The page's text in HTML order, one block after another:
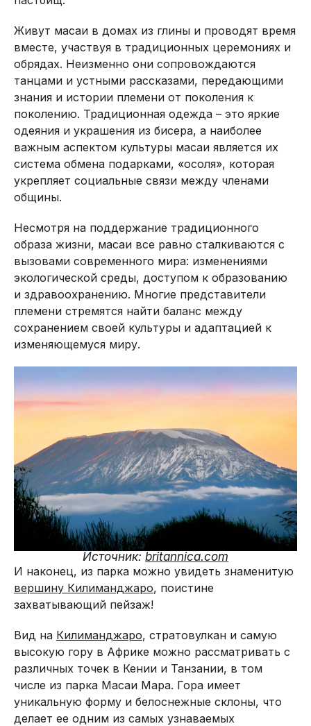
Живут масаи в домах из глины и проводят время
вместе, участвуя в традиционных церемониях и
обрядах. Неизменно они сопровождаются
танцами и устными рассказами, передающими
знания и истории племени от поколения к
поколению. Традиционная одежда – это яркие
одеяния и украшения из бисера, а наиболее
важным аспектом культуры масаи является их
система обмена подарками, «осоля», которая
укрепляет социальные связи между членами
общины.
Несмотря на поддержание традиционного
образа жизни, масаи все равно сталкиваются с
вызовами современного мира: изменениями
экологической среды, доступом к образованию
и здравоохранению. Многие представители
племени стремятся найти баланс между
сохранением своей культуры и адаптацией к
изменяющемуся миру.
Источник: britannica.com
И наконец, из парка можно увидеть знаменитую
вершину Килиманджаро, поистине
захватывающий пейзаж!
Вид на Килиманджаро, стратовулкан и самую
высокую гору в Африке можно рассматривать с
различных точек в Кении и Танзании, в том
числе из парка Масаи Мара. Гора имеет
уникальную форму и белоснежные склоны, что
делает ее одним из самых узнаваемых